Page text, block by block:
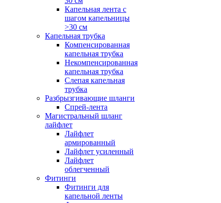
Капельная лента с
шагом капельницы
>30 см
Капельная трубка
Компенсированная
капельная трубка
Некомпенсированная
капельная трубка
Слепая капельная
трубка
Разбрызгивающие шланги
Спрей-лента
Магистральный шланг
лайфлет
Лайфлет
армированный
Лайфлет усиленный
Лайфлет
облегченный
Фитинги
Фитинги для
капельной ленты